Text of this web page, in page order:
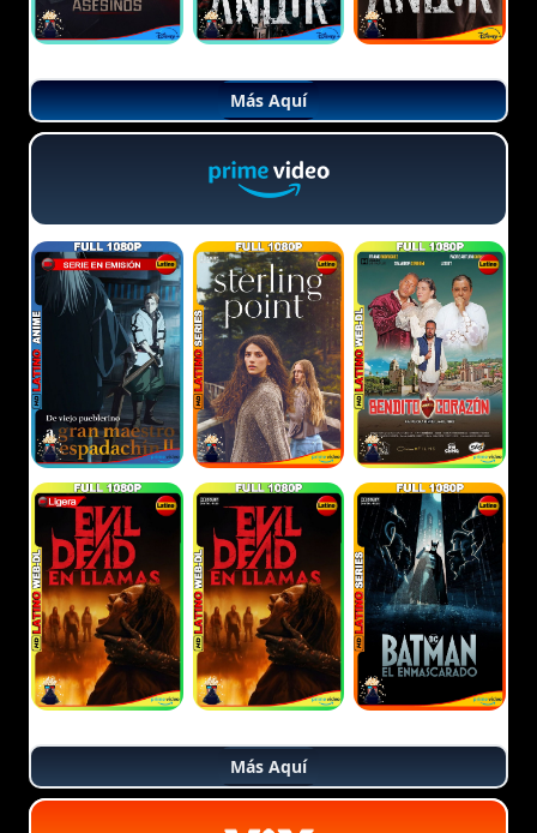
Más Aquí
Más Aquí